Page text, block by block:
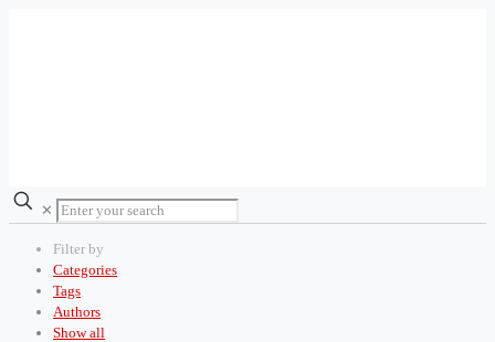
✕
Filter by
Categories
Tags
Authors
Show all